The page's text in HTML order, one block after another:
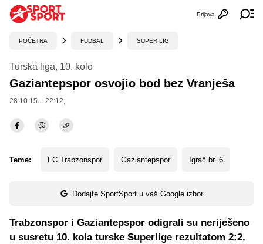
Otvori
Prijava
POČETNA FUDBAL SÜPER LIG
Turska liga, 10. kolo
Gaziantepspor osvojio bod bez Vranješa
28.10.15. - 22:12,
Teme: FC Trabzonspor Gaziantepspor Igrač br. 6
Dodajte SportSport u vaš Google izbor
Trabzonspor i Gaziantepspor odigrali su neriješeno
u susretu 10. kola turske Superlige rezultatom 2:2.